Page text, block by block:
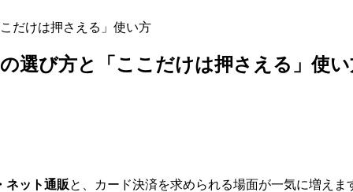
だけは押さえる」使い方
選び方と「ここだけは押さえる」使
ネット通販と、カード決済を求められる場面が一気に増え